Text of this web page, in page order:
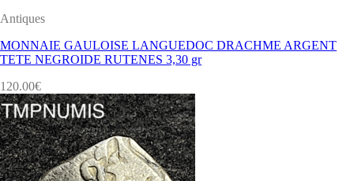
Antiques
MONNAIE GAULOISE LANGUEDOC DRACHME ARGENT
TETE NEGROIDE RUTENES 3,30 gr
120.00€